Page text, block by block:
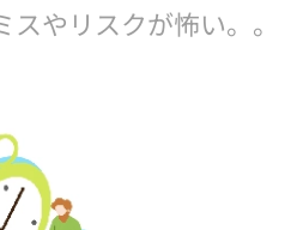
やリスクが怖い。。